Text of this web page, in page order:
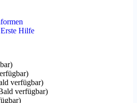
Hilfe
)
)
verfügbar)
verfügbar)
)